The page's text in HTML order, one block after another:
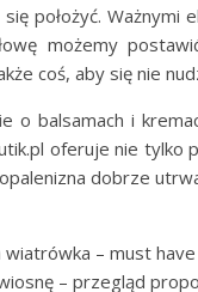
położyć. Ważnymi
możemy
coś, aby się nie
o balsamach i
oferuje nie tylko
dobrze
wiatrówka – must
– przegląd